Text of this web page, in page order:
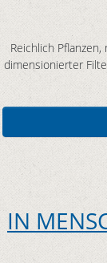
Reichlich
dimensionierter
IN